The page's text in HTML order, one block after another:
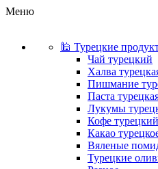
Меню
🕌 Турецкие
Чай турецкий
Халва
Пишмание
Паста
Лукумы
Кофе турецкий
Какао
Вяленые
Турецкие